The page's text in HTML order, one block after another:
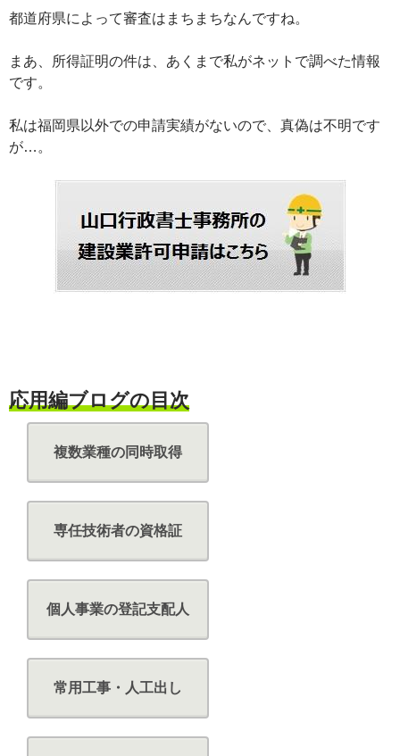
都道府県によって審査はまちまちなんですね。
まあ、所得証明の件は、あくまで私がネットで調べた情報
です。
私は福岡県以外での申請実績がないので、真偽は不明です
が…。
応用編ブログの目次
複数業種の同時取得
専任技術者の資格証
個人事業の登記支配人
常用工事・人工出し